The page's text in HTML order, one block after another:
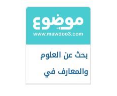
بحث عن العلوم
والمعارف في
الحضارة الإسلامية